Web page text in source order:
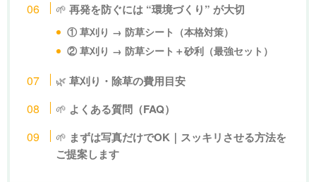
🌱再発を防ぐには “環境づくり” が大切
① 草刈り → 防草シート（本格対策）
② 草刈り → 防草シート＋砂利（最強セット）
🌿草刈り・除草の費用目安
🌱 よくある質問（FAQ）
🌱 まずは写真だけでOK｜スッキリさせる方法を
ご提案します